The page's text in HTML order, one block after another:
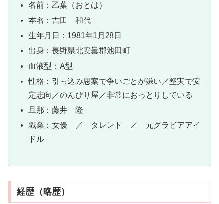
名前：乙葉（おとは）
本名：吉田 和代
生年月日：1981年1月28日
出身：長野県北安曇郡池田町
血液型：A型
性格：引っ込み思案で争いごとが嫌い／堅実で安
定志向／のんびり屋／非常におっとりしている
旦那：藤井 隆
職業：女優 ／ タレント ／ 元グラビアアイ
ドル
経歴（略歴）